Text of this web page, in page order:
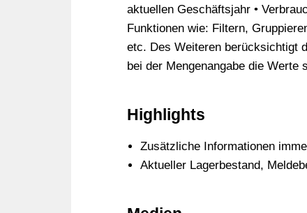
aktuellen Geschäftsjahr •
Funktionen wie: Filtern,
etc. Des Weiteren berücksichtigt
bei der Mengenangabe die Werte
Highlights
Zusätzliche Informationen
Aktueller Lagerbestand,